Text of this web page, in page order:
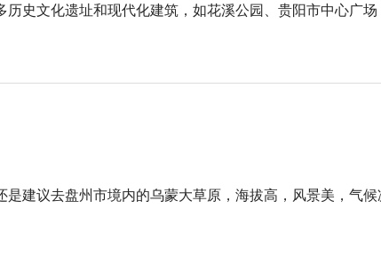
史文化遗址和现代化建筑，如花溪公园、贵阳市中心广场
建议去盘州市境内的乌蒙大草原，海拔高，风景美，气候